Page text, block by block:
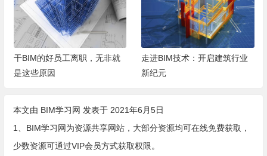
走进BIM技术：开启建筑行业
新纪元
BIM 技术：引领建筑行业迈向
新纪元
本文由 BIM学习网 发表于 2021年6月5日
1、BIM学习网为资源共享网站，大部分资源均可在线免费获取，
少数资源可通过VIP会员方式获取权限。